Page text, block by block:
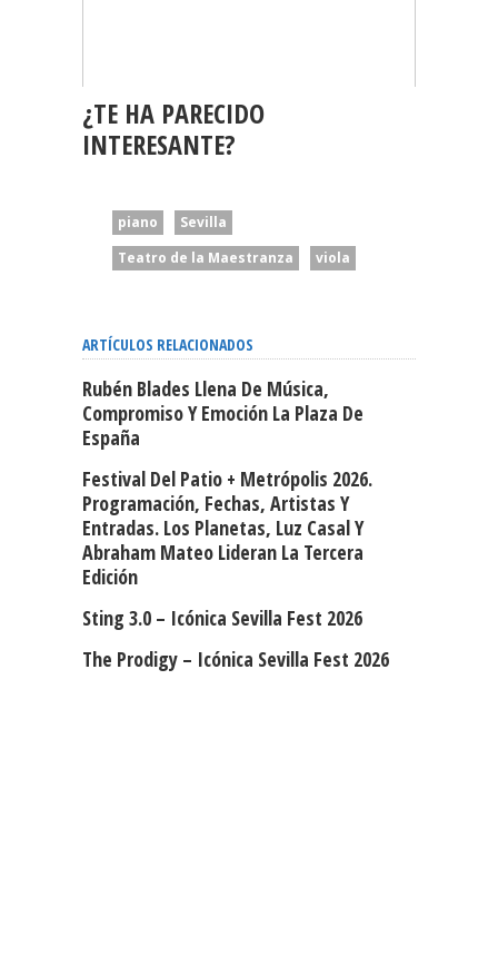
¿TE HA PARECIDO
INTERESANTE?
piano
Sevilla
Teatro de la Maestranza
viola
ARTÍCULOS RELACIONADOS
Rubén Blades Llena De Música,
Compromiso Y Emoción La Plaza De
España
Festival Del Patio + Metrópolis 2026.
Programación, Fechas, Artistas Y
Entradas. Los Planetas, Luz Casal Y
Abraham Mateo Lideran La Tercera
Edición
Sting 3.0 – Icónica Sevilla Fest 2026
The Prodigy – Icónica Sevilla Fest 2026